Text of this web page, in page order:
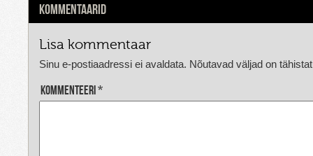
KOMMENTAARID
Lisa kommentaar
Sinu e-postiaadressi ei avaldata. Nõutavad väljad on
Kommenteeri*